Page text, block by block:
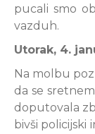
pucali smo
vazduh.
Utorak, 4.
Na molbu
da se
doputovala
bivši policijski